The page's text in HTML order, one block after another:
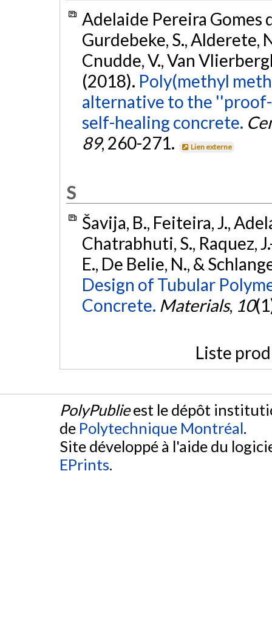
Adelaide Pereira Gomes
Gurdebeke, S., Alderete,
Cnudde, V., Van
(2018). Poly(methyl
alternative to the
self-healing concrete.
89, 260-271. Lien externe
S
Šavija, B., Feiteira, J.,
Chatrabhuti, S., Raquez,
E., De Belie, N., &
Design of Tubular
Concrete. Materials, 10
Liste
PolyPublieest le dépôt
de Polytechnique Montréal.
Site développé à l'aide du
EPrints.